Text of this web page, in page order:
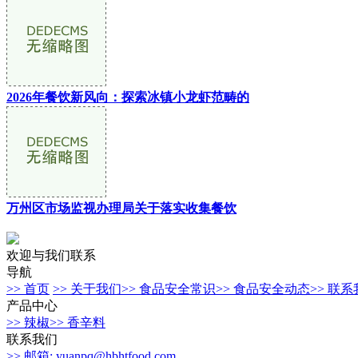
2026年餐饮新风向：探索冰镇小龙虾范畴的
万州区市场监视办理局关于落实收集餐饮
欢迎与我们联系
导航
>> 首页 >> 关于我们>> 食品安全常识>> 食品安全动态>> 联系
产品中心
>> 辣椒>> 香辛料
联系我们